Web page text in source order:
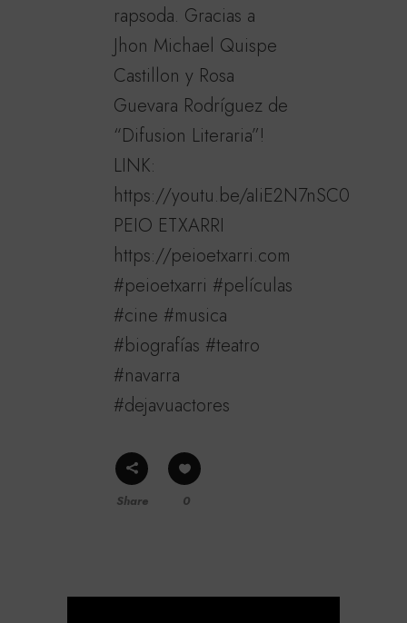
rapsoda. Gracias a
Jhon Michael Quispe
Castillon y Rosa
Guevara Rodríguez de
“Difusion Literaria”!
LINK:
https://youtu.be/aIiE2N7nSC0
PEIO ETXARRI
https://peioetxarri.com
#peioetxarri #películas
#cine #musica
#biografías #teatro
#navarra
#dejavuactores
Share 0